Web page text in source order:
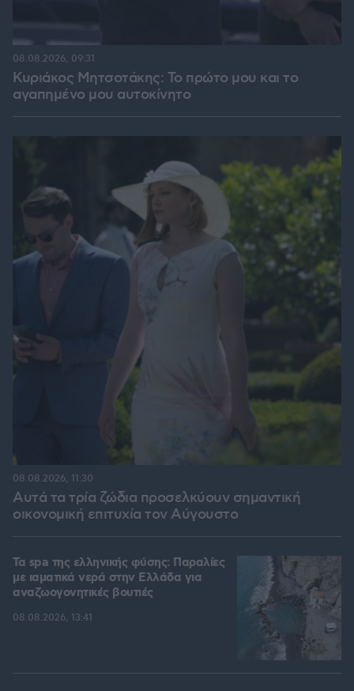
Κυριάκος Μητσοτάκης: Το πρώτο μου και το
αγαπημένο μου αυτοκίνητο
08.08.2026, 09:31
Αυτά τα τρία ζώδια προσελκύουν σημαντική
οικονομική επιτυχία τον Αύγουστο
08.08.2026, 11:30
Τα spa της ελληνικής φύσης: Παραλίες
με ιαματικά νερά στην Ελλάδα για
αναζωογονητικές βουτιές
08.08.2026, 13:41